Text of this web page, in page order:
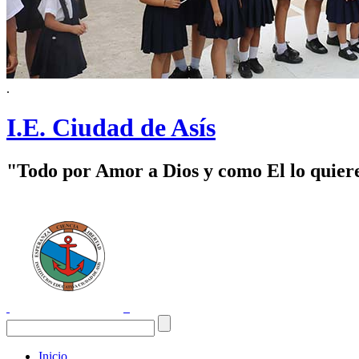
.
I.E. Ciudad de Asís
"Todo por Amor a Dios y como El lo
Inicio